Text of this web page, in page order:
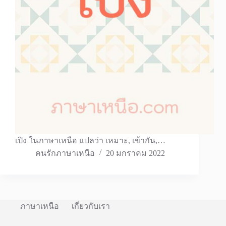
เปิง ในภาษาเหนือ แปลว่า เหมาะ, เข้ากัน,…
คนรักภาษาเหนือ
20 มกราคม 2022
ภาษาเหนือ เกี่ยวกับเรา